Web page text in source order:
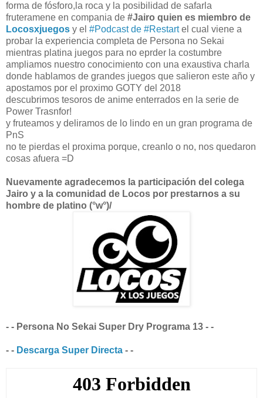
forma de fósforo,la roca y la posibilidad de safarla
fruteramene en compania de #Jairo quien es miembro de
Locosxjuegos y el #Podcast de #Restartel cual viene a
probar la experiencia completa de Persona no Sekai
mientras platina juegos para no eprder la costumbre
ampliamos nuestro conocimiento con una exaustiva charla
donde hablamos de grandes juegos que salieron este año y
apostamos por el proximo GOTY del 2018
descubrimos tesoros de anime enterrados en la serie de
Power Trasnfor!
y fruteamos y deliramos de lo lindo en un gran programa de
PnS
no te pierdas el proxima porque, creanlo o no, nos quedaron
cosas afuera =D
Nuevamente agradecemos la participación del colega
Jairo y a la comunidad de Locos por prestarnos a su
hombre de platino (°w°)/
- - Persona No Sekai Super Dry Programa 13 - -
- - Descarga Super Directa - -